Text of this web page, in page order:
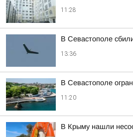
11:28
В Севастополе
13:36
В Севастополе
11:20
В Крыму нашли